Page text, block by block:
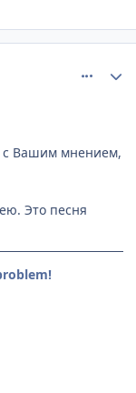
с Вашим мнением,
Это песня